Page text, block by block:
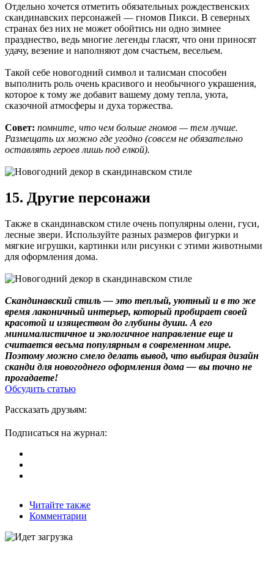
Отдельно хочется отметить обязательных рождественских
скандинавских персонажей — гномов Пикси. В северных
странах без них не может обойтись ни одно зимнее
празднество, ведь многие легенды гласят, что они приносят
удачу, везение и наполняют дом счастьем, весельем.
Такой себе новогодний символ и талисман способен
выполнить роль очень красивого и необычного украшения,
которое к тому же добавит вашему дому тепла, уюта,
сказочной атмосферы и духа торжества.
Совет: помните, что чем больше гномов — тем лучше.
Размещать их можно где угодно (совсем не обязательно
оставлять героев лишь под елкой).
15. Другие персонажи
Также в скандинавском стиле очень популярны олени, гуси,
лесные звери. Используйте разных размеров фигурки и
мягкие игрушки, картинки или рисунки с этими животными
для оформления дома.
Скандинавский стиль — это теплый, уютный и в то же
время лаконичный интерьер, который пробирает своей
красотой и изяществом до глубины души. А его
минималистичное и экологичное направление еще и
считается весьма популярным в современном мире.
Поэтому можно смело делать вывод, что выбирая дизайн
сканди для новогоднего оформления дома — вы точно не
прогадаете!
Обсудить статью
Рассказать друзьям:
Подписаться на журнал:
Читайте также
Комментарии